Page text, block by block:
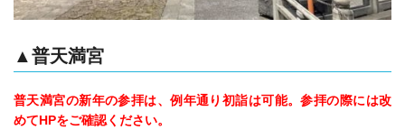
▲普天満宮
普天満宮の新年の参拝は、例年通り初詣は可能。参拝の際には改
めてHPをご確認ください。